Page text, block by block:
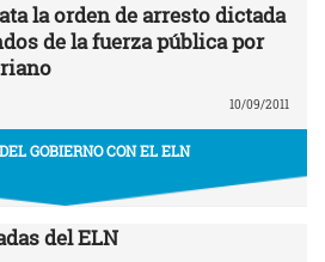
la orden de arresto dictada
de la fuerza pública por
10/09/2011
GOBIERNO CON EL ELN
del ELN